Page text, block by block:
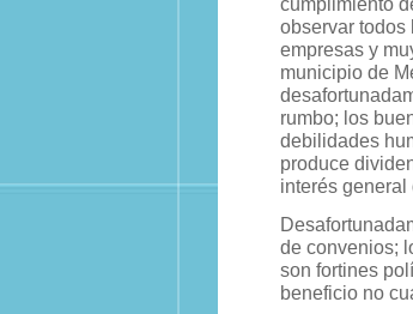
observar todos
empresas y
municipio de
rumbo; los
debilidades
produce
interés
de convenios;
son fortines
beneficio no